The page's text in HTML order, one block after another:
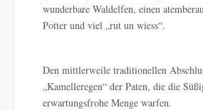
wunderbare Waldelfen, einen
Potter und viel „rut un wiess“.
Den mittlerweile traditionellen
„Kamelleregen“ der Paten, die die
erwartungsfrohe Menge warfen.